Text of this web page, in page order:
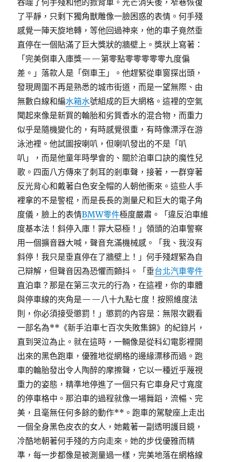
吞噬了何手殘和他的掀背車。光芒消失後，窄巷恢復
了平靜，只剩下獨角獸雕像一臉困惑的表情。何手殘
感覺一陣天旋地轉，等他回過神來，他的車子竟然垂
直停在一個貼滿了巨大獎狀的牆壁上。獎狀上寫著：
「完美倒車入庫獎——第零點零零零零零九度偏
差。」落款人是「倒車王」。他趕緊從車窗探出頭，
發現周圍不再是熟悉的城市街道，而是一望無際、由
無數白線和編水箱水號組成的巨大網格。這裡的空氣
聞起來像是新買的輪胎和劣質香水的混合物，而重力
似乎是隨機變化的，有時感覺很重，有時像漂浮在游
泳池裡。他試圖按喇叭，但喇叭發出的不是「叭
叭」，而是他童年時學會的、關於泊車口訣的魔性兒
歌。四面八方傳來了刺耳的剎車聲，接著，一群穿著
反光背心和戴著白色安全帽的人朝他衝來。這些人手
裡拿的不是警棍，而是長長的測量尺和巨大的電子角
度儀，臉上的表情BMW零件極度嚴肅。「違反泊車維
度基本法！斜停入庫！罪大惡極！」領頭的泊車警察
用一個擴音器大喊，聲音充滿機械感。「我、我沒有
斜停！我只是垂直停在了牆壁上！」何手殘趕緊為自
己辯解，但聲音因為恐懼而顫抖。「垂台北汽車零件
直泊車？那是在第三次元的行為，在這裡，你的車體
與停車線的夾角是——八十九點七度！按照維度法
則，你必須接受懲罰！」懲罰的內容是：無限次觀看
一部名為**《新手泊車七百次失敗集錦》的紀錄片，
直到哭泣為止。就在這時，一輛像是從科幻電影裡開
出來的黑色跑車，優雅地從網格的邊緣漂移而過。跑
車的輪胎發出令人陶醉的摩擦聲，它以一種近乎蔑視
重力的姿態，精準地停進了一個只有它車身尺寸寬度
的停車格中。那泊車的過程就像一場舞蹈，流暢、完
美，且毫無任何多餘的動作**。跑車的駕駛座上走出
一個全身黑色皮衣的女人，她戴著一副透明護目鏡，
冷酷地朝著何手殘的方向走來。她的步伐優雅而精
準，每一步都像是被測量過一樣，完美地落在網格線